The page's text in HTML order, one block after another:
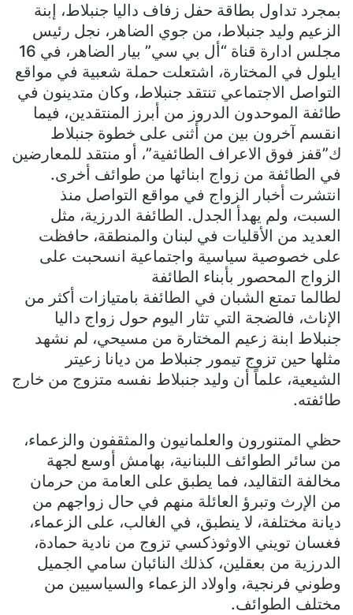
بمجرد تداول بطاقة حفل زفاف داليا جنبلاط، إبنة
الزعيم وليد جنبلاط، من جوي الضاهر، نجل رئيس
مجلس ادارة قناة “أل بي سي” بيار الضاهر، في 16
ايلول في المختارة، اشتعلت حملة شعبية في مواقع
التواصل الاجتماعي تنتقد جنبلاط، وكان متدينون في
طائفة الموحدون الدروز من أبرز المنتقدين، فيما
انقسم آخرون بين من أثنى على خطوة جنبلاط
ك”قفز فوق الاعراف الطائفية”، أو منتقد للمعارضين
في الطائفة من زواج ابنائها من طوائف أخرى.
انتشرت أخبار الزواج في مواقع التواصل منذ
السبت، ولم يهدأ الجدل. الطائفة الدرزية، مثل
العديد من الأقليات في لبنان والمنطقة، حافظت
على خصوصية سياسية واجتماعية انسحبت على
الزواج المحصور بأبناء الطائفة
لطالما تمتع الشبان في الطائفة بامتيازات أكثر من
الإناث، فالضجة التي تثار اليوم حول زواج داليا
جنبلاط ابنة زعيم المختارة من مسيحي، لم نشهد
مثلها حين تزوج تيمور جنبلاط من ديانا زعيتر
الشيعية، علماً أن وليد جنبلاط نفسه متزوج من خارج
طائفته.
حظي المتنورون والعلمانيون والمثقفون والزعماء،
من سائر الطوائف اللبنانية، بهامش أوسع لجهة
مخالفة التقاليد، فما يطبق على العامة من حرمان
من الإرث وتبرؤ العائلة منهم في حال زواجهم من
ديانة مختلفة، لا ينطبق، في الغالب، على الزعماء،
فغسان تويني الاوثوذكسي تزوج من نادية حمادة،
الدرزية من بعقلين، كذلك النائبان سامي الجميل
وطوني فرنجية، واولاد الزعماء والسياسيين من
مختلف الطوائف.